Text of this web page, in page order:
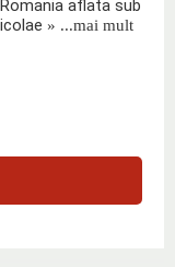
aflata sub
» ...mai mult